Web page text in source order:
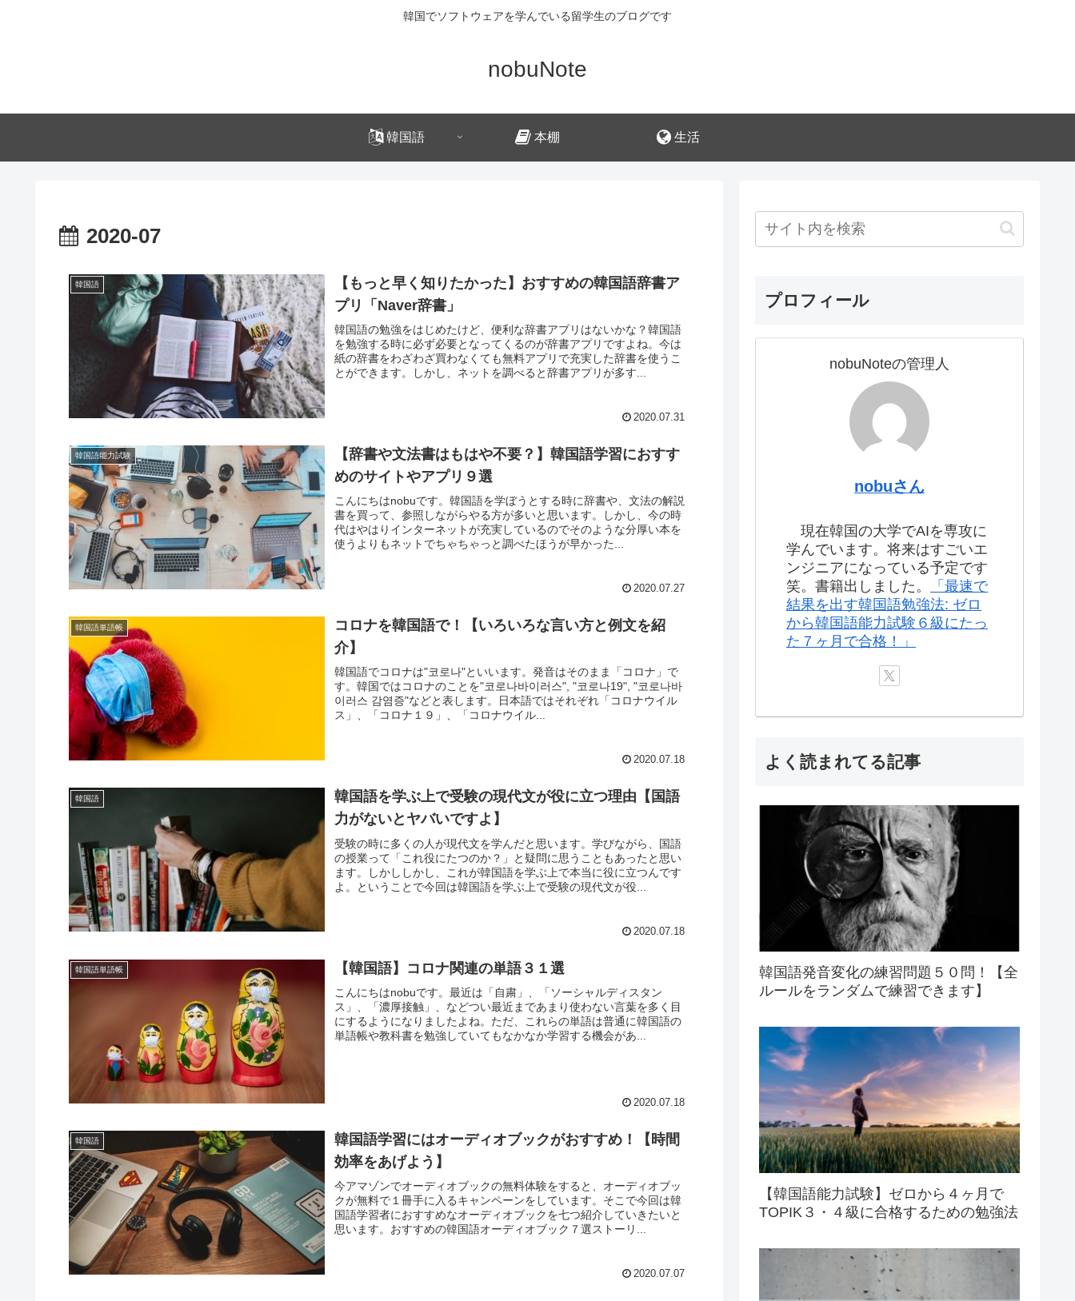
韓国でソフトウェアを学んでいる留学生のブログです
nobuNote
韓国語 本棚 生活
2020-07
韓国語
【もっと早く知りたかった】おすすめの韓国語辞書ア
プリ「Naver辞書」
韓国語の勉強をはじめたけど、便利な辞書アプリはないかな？韓国語
を勉強する時に必ず必要となってくるのが辞書アプリですよね。今は
紙の辞書をわざわざ買わなくても無料アプリで充実した辞書を使うこ
とができます。しかし、ネットを調べると辞書アプリが多す...
2020.07.31
韓国語能力試験
【辞書や文法書はもはや不要？】韓国語学習におすす
めのサイトやアプリ９選
こんにちはnobuです。韓国語を学ぼうとする時に辞書や、文法の解説
書を買って、参照しながらやる方が多いと思います。しかし、今の時
代はやはりインターネットが充実しているのでそのような分厚い本を
使うよりもネットでちゃちゃっと調べたほうが早かった...
2020.07.27
韓国語単語帳
コロナを韓国語で！【いろいろな言い方と例文を紹
介】
韓国語でコロナは"코로나"といいます。発音はそのまま「コロナ」で
す。韓国ではコロナのことを"코로나바이러스", "코로나19", "코로나바
이러스 감염증"などと表します。日本語ではそれぞれ「コロナウイル
ス」、「コロナ１９」、「コロナウイル...
2020.07.18
韓国語
韓国語を学ぶ上で受験の現代文が役に立つ理由【国語
力がないとヤバいですよ】
受験の時に多くの人が現代文を学んだと思います。学びながら、国語
の授業って「これ役にたつのか？」と疑問に思うこともあったと思い
ます。しかししかし、これが韓国語を学ぶ上で本当に役に立つんです
よ。ということで今回は韓国語を学ぶ上で受験の現代文が役...
2020.07.18
韓国語単語帳 【韓国語】コロナ関連の単語３１選
こんにちはnobuです。最近は「自粛」、「ソーシャルディスタン
ス」、「濃厚接触」、などつい最近まであまり使わない言葉を多く目
にするようになりましたよね。ただ、これらの単語は普通に韓国語の
単語帳や教科書を勉強していてもなかなか学習する機会があ...
2020.07.18
韓国語
韓国語学習にはオーディオブックがおすすめ！【時間
効率をあげよう】
今アマゾンでオーディオブックの無料体験をすると、オーディオブッ
クが無料で１冊手に入るキャンペーンをしています。そこで今回は韓
国語学習者におすすめなオーディオブックを七つ紹介していきたいと
思います。おすすめの韓国語オーディオブック７選ストーリ...
2020.07.07
プロフィール
nobuNoteの管理人
nobuさん
現在韓国の大学でAIを専攻に
学んでいます。将来はすごいエ
ンジニアになっている予定です
笑。書籍出しました。
「最速で
結果を出す韓国語勉強法: ゼロ
から韓国語能力試験６級にたっ
た７ヶ月で合格！」
よく読まれてる記事
韓国語発音変化の練習問題５０問！【全
ルールをランダムで練習できます】
【韓国語能力試験】ゼロから４ヶ月で
TOPIK３・４級に合格するための勉強法